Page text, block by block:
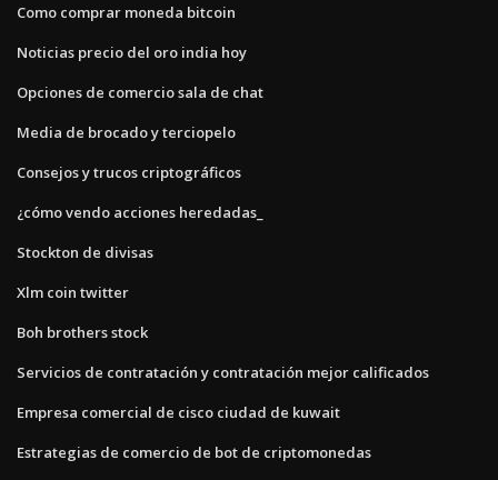
Como comprar moneda bitcoin
Noticias precio del oro india hoy
Opciones de comercio sala de chat
Media de brocado y terciopelo
Consejos y trucos criptográficos
¿cómo vendo acciones heredadas_
Stockton de divisas
Xlm coin twitter
Boh brothers stock
Servicios de contratación y contratación mejor calificados
Empresa comercial de cisco ciudad de kuwait
Estrategias de comercio de bot de criptomonedas